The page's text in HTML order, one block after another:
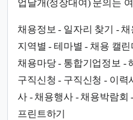
업날개(정장대여) 문의는
채용정보 - 일자리 찾기 -
지역별 - 테마별 - 채용 캘
채용마당 - 통합기업정보 -
구직신청 - 구직신청 - 이력
사 - 채용행사 - 채용박람회
프린트하기